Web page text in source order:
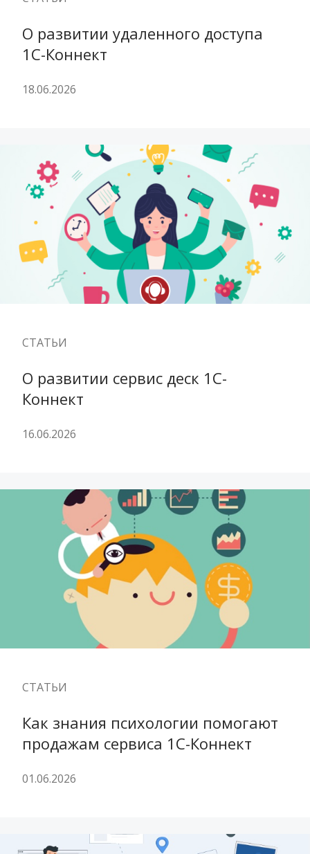
О развитии удаленного доступа
1С-Коннект
18.06.2026
СТАТЬИ
О развитии сервис деск 1С-
Коннект
16.06.2026
СТАТЬИ
Как знания психологии помогают
продажам сервиса 1С-Коннект
01.06.2026